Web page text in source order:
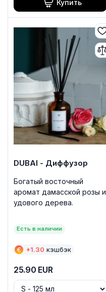
Купить
DUBAI - Диффузор
Богатый восточный
аромат дамасской розы и
удового дерева.
Есть в наличии
€ +1.30 кэшбэк
25.90 EUR